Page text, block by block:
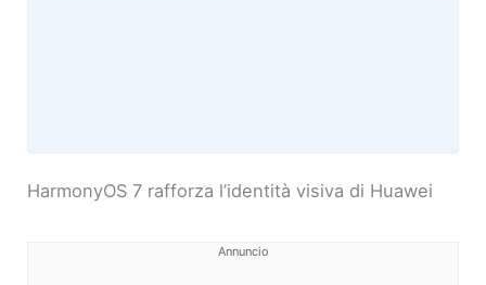
HarmonyOS 7 rafforza l’identità visiva di Huawei
Annuncio